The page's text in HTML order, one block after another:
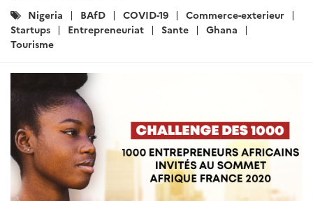
Catégories
:
Nigeria BAfD COVID-19
Commerce-exterieur
Startups
Entrepreneuriat Sante
Ghana
Tourisme